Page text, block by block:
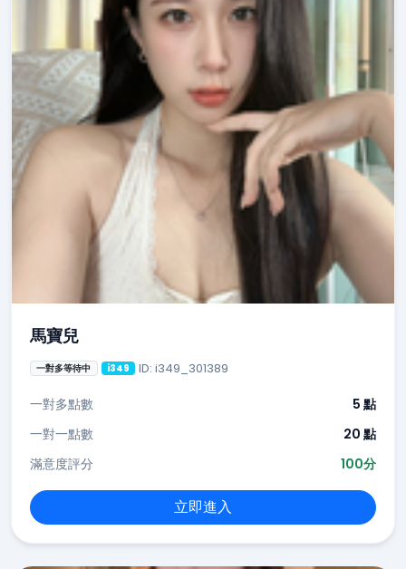
馬寶兒
一對多等待中 i349 ID: i349_301389
一對多點數
5 點
一對一點數
20 點
滿意度評分
100分
立即進入